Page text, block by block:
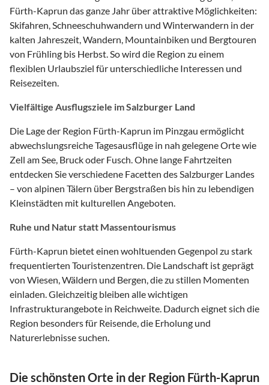
Fürth-Kaprun das ganze Jahr über attraktive Möglichkeiten:
Skifahren, Schneeschuhwandern und Winterwandern in der
kalten Jahreszeit, Wandern, Mountainbiken und Bergtouren
von Frühling bis Herbst. So wird die Region zu einem
flexiblen Urlaubsziel für unterschiedliche Interessen und
Reisezeiten.
Vielfältige Ausflugsziele im Salzburger Land
Die Lage der Region Fürth-Kaprun im Pinzgau ermöglicht
abwechslungsreiche Tagesausflüge in nah gelegene Orte wie
Zell am See, Bruck oder Fusch. Ohne lange Fahrtzeiten
entdecken Sie verschiedene Facetten des Salzburger Landes
– von alpinen Tälern über Bergstraßen bis hin zu lebendigen
Kleinstädten mit kulturellen Angeboten.
Ruhe und Natur statt Massentourismus
Fürth-Kaprun bietet einen wohltuenden Gegenpol zu stark
frequentierten Touristenzentren. Die Landschaft ist geprägt
von Wiesen, Wäldern und Bergen, die zu stillen Momenten
einladen. Gleichzeitig bleiben alle wichtigen
Infrastrukturangebote in Reichweite. Dadurch eignet sich die
Region besonders für Reisende, die Erholung und
Naturerlebnisse suchen.
Die schönsten Orte in der Region Fürth-Kaprun